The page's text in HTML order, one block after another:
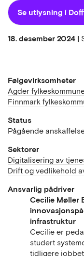
Se utlysning i
18. desember 2024 |
Følgevirksomheter
Agder
Finnmark
Status
Pågående
Sektorer
Digitalisering av
Drift og vedlikehold
Ansvarlig pådriver
Cecilie Møller
infrastruktur
Cecilie er
studert
tidligere